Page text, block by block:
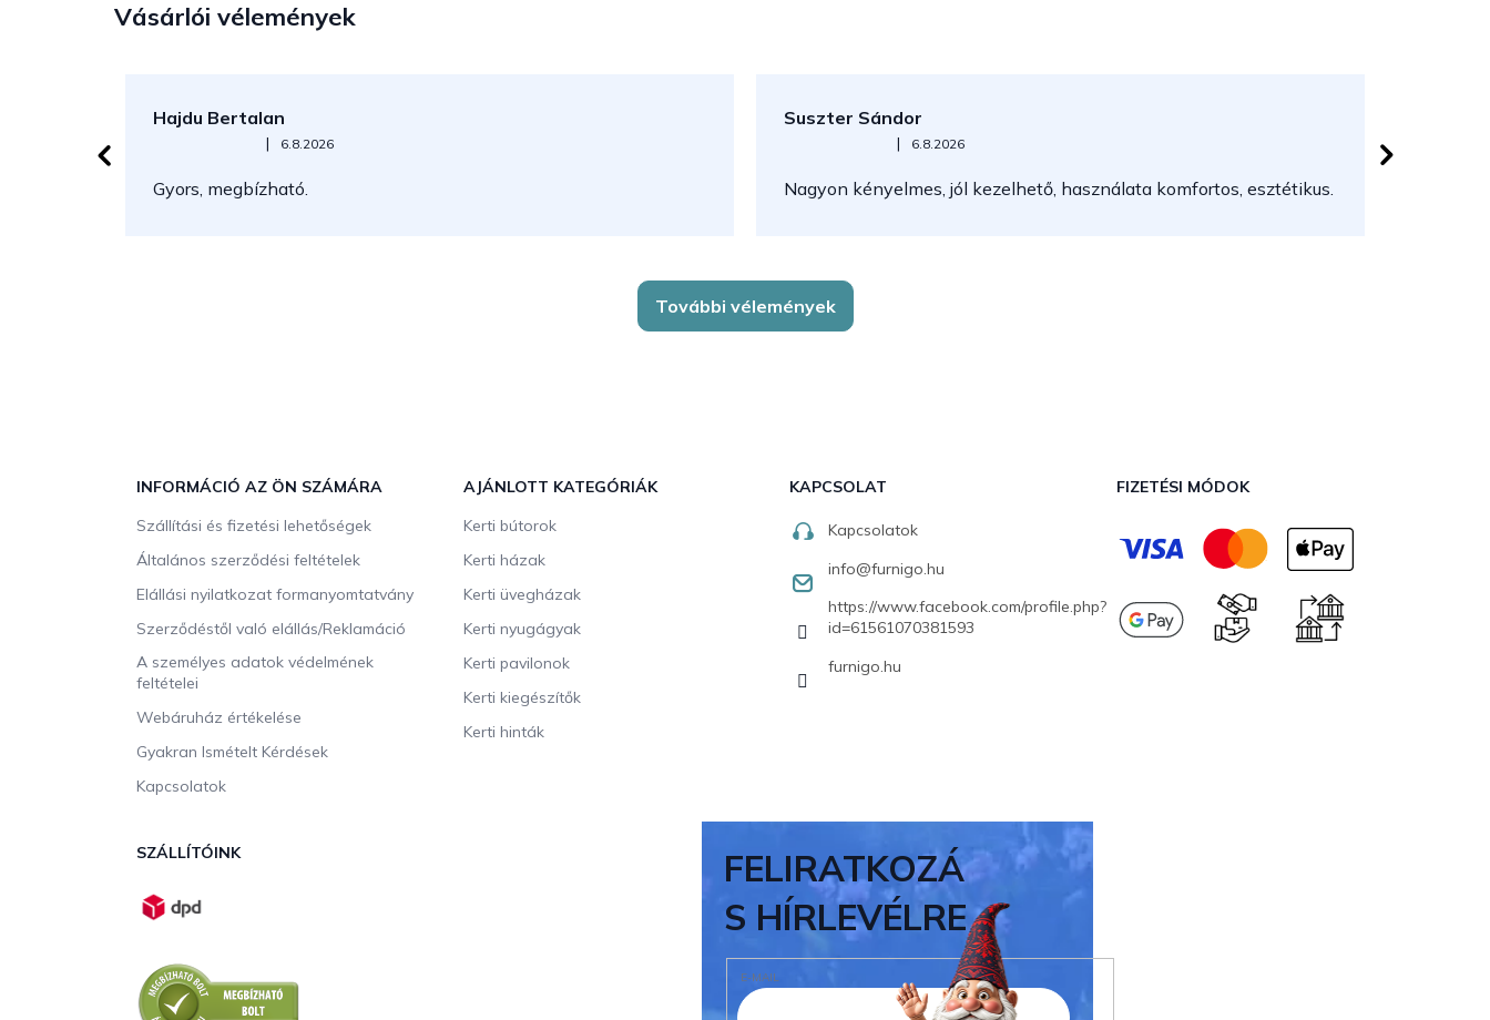
Vásárlói vélemények
Hajdu Bertalan
Az áruház értékelése 5-ből 5 csillag.
| 6.8.2026
Gyors, megbízható.
Suszter Sándor
Az áruház értékelése 5-ből 5 csillag.
| 6.8.2026
Nagyon kényelmes, jól kezelhető, használata komfortos, esztétikus.
További vélemények
INFORMÁCIÓ AZ ÖN SZÁMÁRA
Szállítási és fizetési lehetőségek
Általános szerződési feltételek
Elállási nyilatkozat formanyomtatvány
Szerződéstől való elállás/Reklamáció
A személyes adatok védelmének
feltételei
Webáruház értékelése
Gyakran Ismételt Kérdések
Kapcsolatok
AJÁNLOTT KATEGÓRIÁK
Kerti bútorok
Kerti házak
Kerti üvegházak
Kerti nyugágyak
Kerti pavilonok
Kerti kiegészítők
Kerti hinták
KAPCSOLAT
Kapcsolatok
info@furnigo.hu
https://www.facebook.com/profile.php?
id=61561070381593
furnigo.hu
FIZETÉSI MÓDOK
SZÁLLÍTÓINK
FELIRATKOZÁ
S HÍRLEVÉLRE
E-MAIL